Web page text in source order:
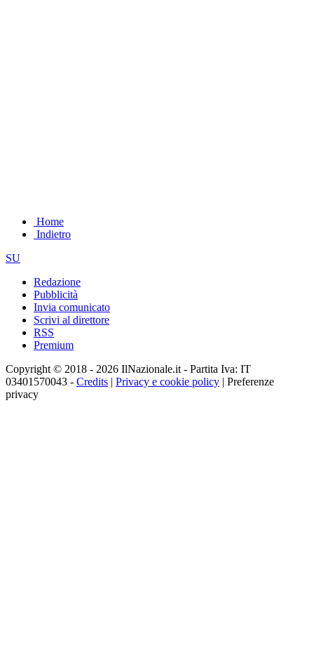
Home
Indietro
SU
Redazione
Pubblicità
Invia comunicato
Scrivi al direttore
RSS
Premium
Copyright © 2018 - 2026 IlNazionale.it - Partita Iva: IT
03401570043 - Credits | Privacy e cookie policy | Preferenze
privacy